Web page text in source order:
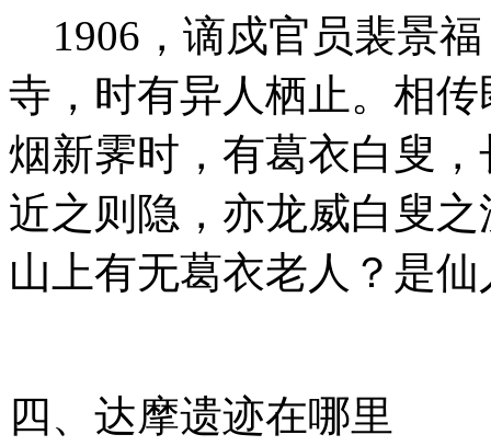
1906，谪戍官员裴景
寺，时有异人栖止。相
烟新霁时，有葛衣白叟
近之则隐，亦龙威白叟
山上有无葛衣老人？是
四、达摩遗迹在哪里